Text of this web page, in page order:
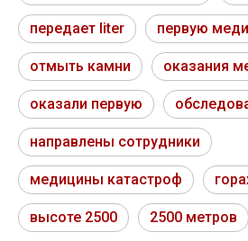
передает liter первую
отмыть камни оказания
оказали первую
направлены сотрудники
медицины катастроф
высоте 2500 2500 метров